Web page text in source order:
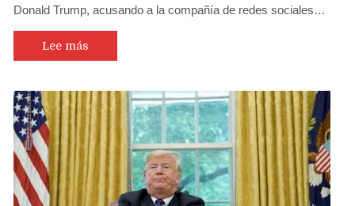
Donald Trump, acusando a la compañía de redes sociales…
Lee más